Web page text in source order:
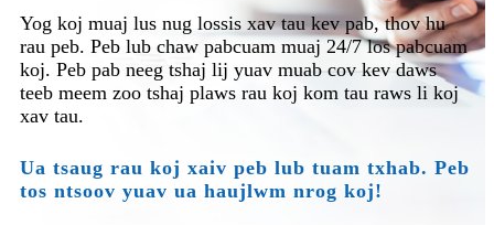
Yog koj muaj lus nug lossis xav tau kev pab, thov hu
rau peb. Peb lub chaw pabcuam muaj 24/7 los pabcuam
koj. Peb pab neeg tshaj lij yuav muab cov kev daws
teeb meem zoo tshaj plaws rau koj kom tau raws li koj
xav tau.
Ua tsaug rau koj xaiv peb lub tuam txhab. Peb
tos ntsoov yuav ua haujlwm nrog koj!